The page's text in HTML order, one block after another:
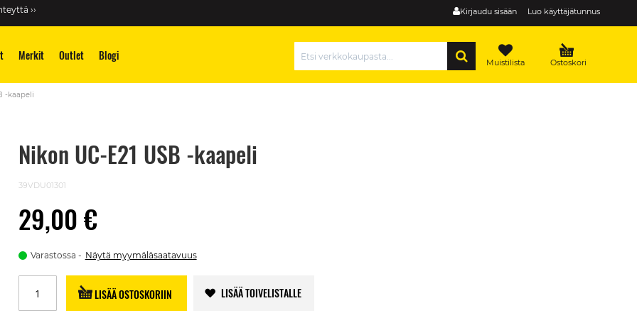
Kirjaudu sisään Luo käyttäjätunnus
››
Merkit Outlet Blogi Ostoskori
Muistilista
-kaapeli
Nikon UC-E21 USB -kaapeli
39VDU01301
29,00 €
Varastossa Näytä myymäläsaatavuus
LISÄÄ OSTOSKORIIN LISÄÄ TOIVELISTALLE